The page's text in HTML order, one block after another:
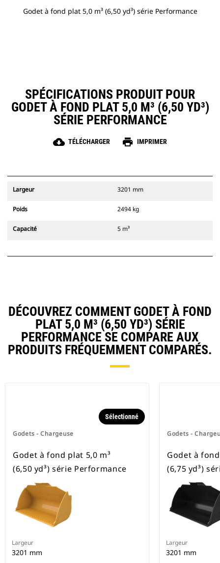
Godet à fond plat 5,0 m³ (6,50 yd³) série Performance
SPÉCIFICATIONS PRODUIT POUR
GODET À FOND PLAT 5,0 M³ (6,50 YD³)
SÉRIE PERFORMANCE
cloud_download TÉLÉCHARGER print IMPRIMER
Largeur 3201 mm
Poids 2494 kg
Capacité 5 m³
DÉCOUVREZ COMMENT GODET À FOND
PLAT 5,0 M³ (6,50 YD³) SÉRIE
PERFORMANCE SE COMPARE AUX
PRODUITS FRÉQUEMMENT COMPARÉS.
Godets - Chargeuse
Sélectionné
Godet à fond plat 5,0 m³
(6,50 yd³) série Performance
Largeur
3201 mm
Godets -
Godet à
(6,75 yd³)
Largeur
3201 mm